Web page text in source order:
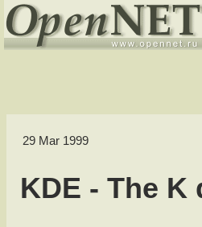
29 Mar 1999
KDE - The